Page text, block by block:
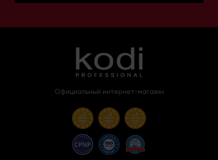
Официальный интернет-магазин